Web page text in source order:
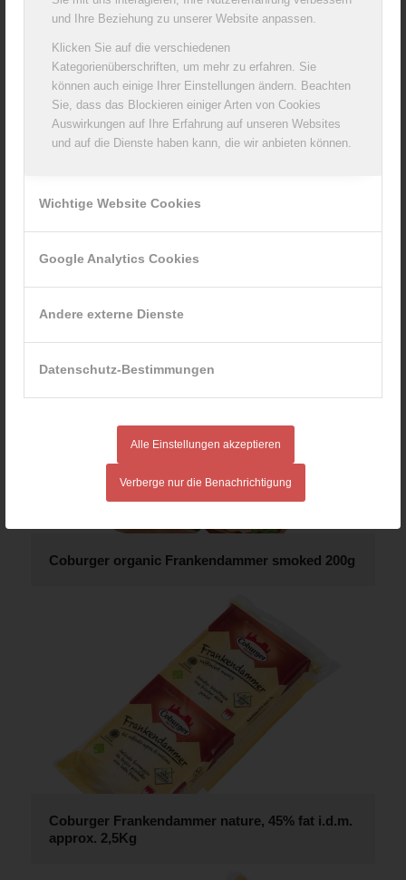
und Ihre Beziehung zu unserer Website anpassen.
Klicken Sie auf die verschiedenen
Kategorienüberschriften, um mehr zu erfahren. Sie
können auch einige Ihrer Einstellungen ändern. Beachten
Sie, dass das Blockieren einiger Arten von Cookies
Auswirkungen auf Ihre Erfahrung auf unseren Websites
und auf die Dienste haben kann, die wir anbieten können.
Wichtige Website Cookies
Google Analytics Cookies
Andere externe Dienste
Datenschutz-Bestimmungen
Alle Einstellungen akzeptieren
Verberge nur die Benachrichtigung
Coburger Frankendammer geräuchert, 200g
Coburger organic Frankendammer smoked 200g
Coburger Frankendammer nature, 45% fat i.d.m.
approx. 2,5Kg